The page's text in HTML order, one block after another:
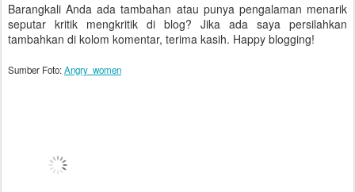
Barangkali Anda ada tambahan atau punya pengalaman menarik
seputar kritik mengkritik di blog? Jika ada saya persilahkan
tambahkan di kolom komentar, terima kasih. Happy blogging!
Sumber Foto:Angry_women